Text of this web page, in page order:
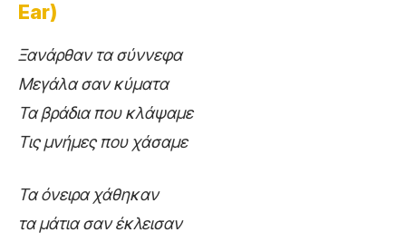
Ear)
Ξανάρθαν τα σύννεφα
Μεγάλα σαν κύματα
Τα βράδια που κλάψαμε
Τις μνήμες που χάσαμε
Τα όνειρα χάθηκαν
τα μάτια σαν έκλεισαν